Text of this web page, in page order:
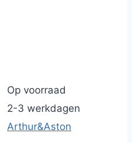
Op voorraad
2-3 werkdagen
Arthur&Aston